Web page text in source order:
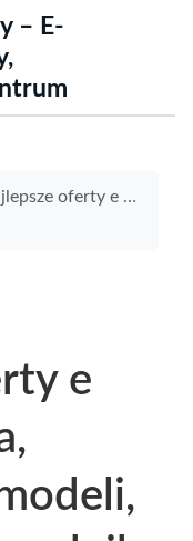
– E-
modeli, promocje i poradnik dla początkujących
e